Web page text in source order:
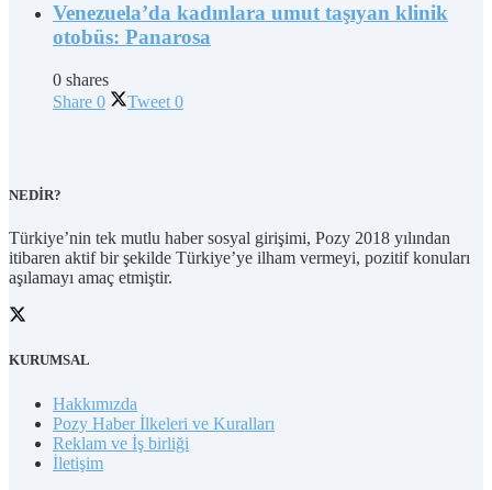
Venezuela’da kadınlara umut taşıyan klinik
otobüs: Panarosa
0 shares
Share 0 Tweet 0
NEDİR?
Türkiye’nin tek mutlu haber sosyal girişimi, Pozy 2018 yılından
itibaren aktif bir şekilde Türkiye’ye ilham vermeyi, pozitif konuları
aşılamayı amaç etmiştir.
KURUMSAL
Hakkımızda
Pozy Haber İlkeleri ve Kuralları
Reklam ve İş birliği
İletişim